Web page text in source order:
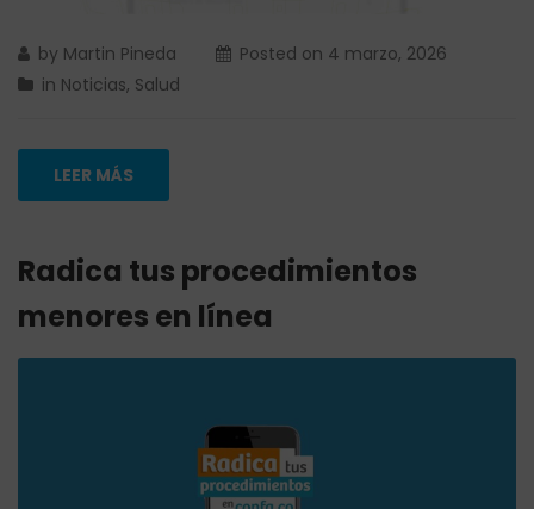
by Martin Pineda Posted on 4 marzo, 2026
in Noticias, Salud
LEER MÁS
Radica tus procedimientos
menores en línea